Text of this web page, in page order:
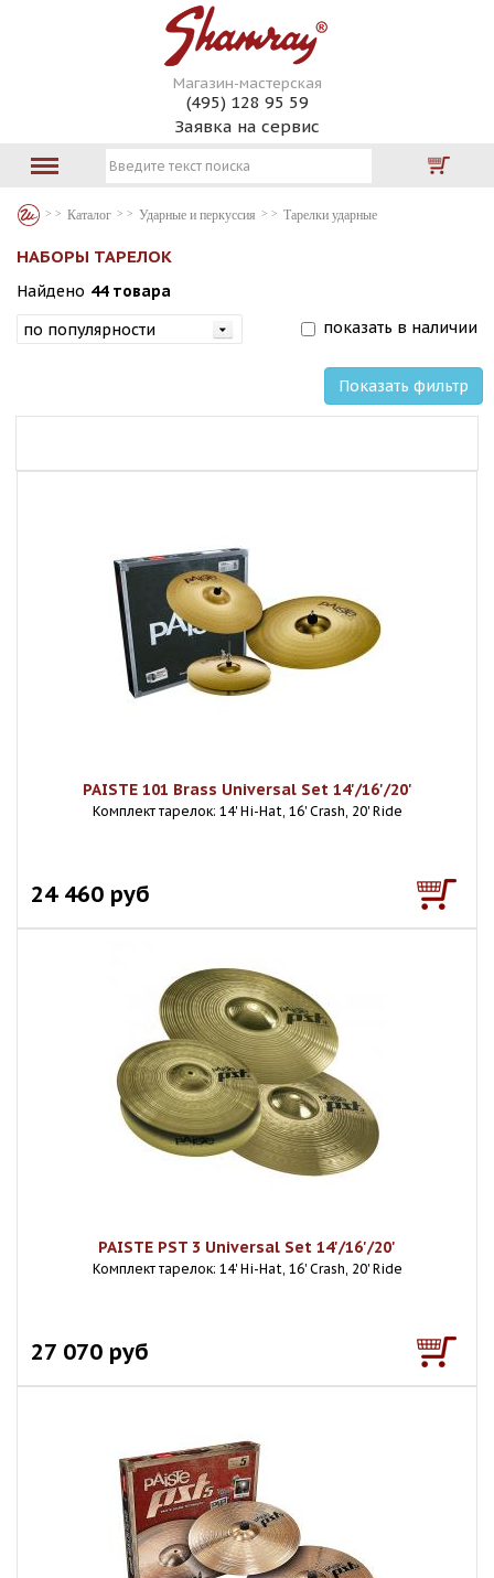
Магазин-мастерская
(495) 128 95 59
Заявка на сервис
Каталог Ударные и перкуссия Тарелки ударные
НАБОРЫ ТАРЕЛОК
Найдено 44 товара
показать в наличии
Показать фильтр
PAISTE 101 Brass Universal Set 14'/16'/20'
Комплект тарелок: 14' Hi-Hat, 16' Crash, 20' Ride
24 460 руб
PAISTE PST 3 Universal Set 14'/16'/20'
Комплект тарелок: 14' Hi-Hat, 16' Crash, 20' Ride
27 070 руб